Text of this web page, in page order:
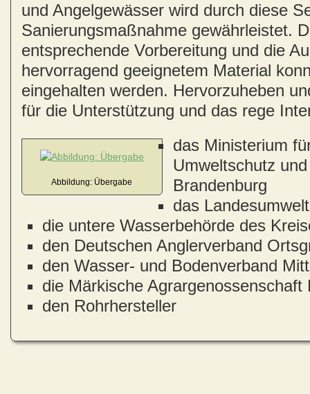
und Angelgewässer wird durch diese
Sanierungsmaßnahme gewährleistet.
entsprechende Vorbereitung und die
hervorragend geeignetem Material
eingehalten werden. Hervorzuheben
für die Unterstützung und das rege
Abbildung: Übergabe
das Ministerium
Umweltschutz
Brandenburg
das
die untere Wasserbehörde des
den Deutschen Anglerverband
den Wasser- und Bodenverband
die Märkische Agrargenossenschaft
den Rohrhersteller